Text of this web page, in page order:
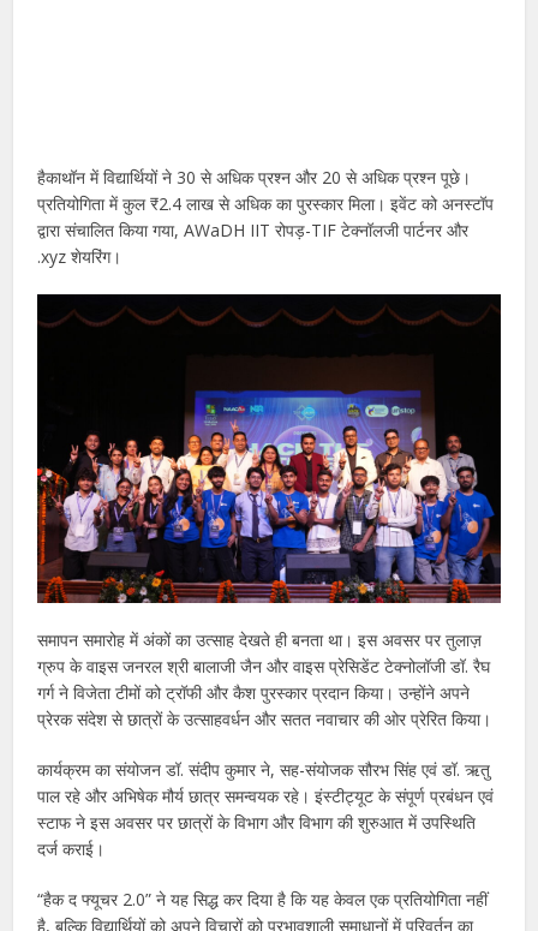
हैकाथॉन में विद्यार्थियों ने 30 से अधिक प्रश्न और 20 से अधिक प्रश्न पूछे।
प्रतियोगिता में कुल ₹2.4 लाख से अधिक का पुरस्कार मिला। इवेंट को अनस्टॉप
द्वारा संचालित किया गया, AWaDH IIT रोपड़-TIF टेक्नॉलजी पार्टनर और
.xyz शेयरिंग।
समापन समारोह में अंकों का उत्साह देखते ही बनता था। इस अवसर पर तुलाज़
ग्रुप के वाइस जनरल श्री बालाजी जैन और वाइस प्रेसिडेंट टेक्नोलॉजी डॉ. रैघ
गर्ग ने विजेता टीमों को ट्रॉफी और कैश पुरस्कार प्रदान किया। उन्होंने अपने
प्रेरक संदेश से छात्रों के उत्साहवर्धन और सतत नवाचार की ओर प्रेरित किया।
कार्यक्रम का संयोजन डॉ. संदीप कुमार ने, सह-संयोजक सौरभ सिंह एवं डॉ. ऋतु
पाल रहे और अभिषेक मौर्य छात्र समन्वयक रहे। इंस्टीट्यूट के संपूर्ण प्रबंधन एवं
स्टाफ ने इस अवसर पर छात्रों के विभाग और विभाग की शुरुआत में उपस्थिति
दर्ज कराई।
“हैक द फ्यूचर 2.0” ने यह सिद्ध कर दिया है कि यह केवल एक प्रतियोगिता नहीं
है, बल्कि विद्यार्थियों को अपने विचारों को प्रभावशाली समाधानों में परिवर्तन का